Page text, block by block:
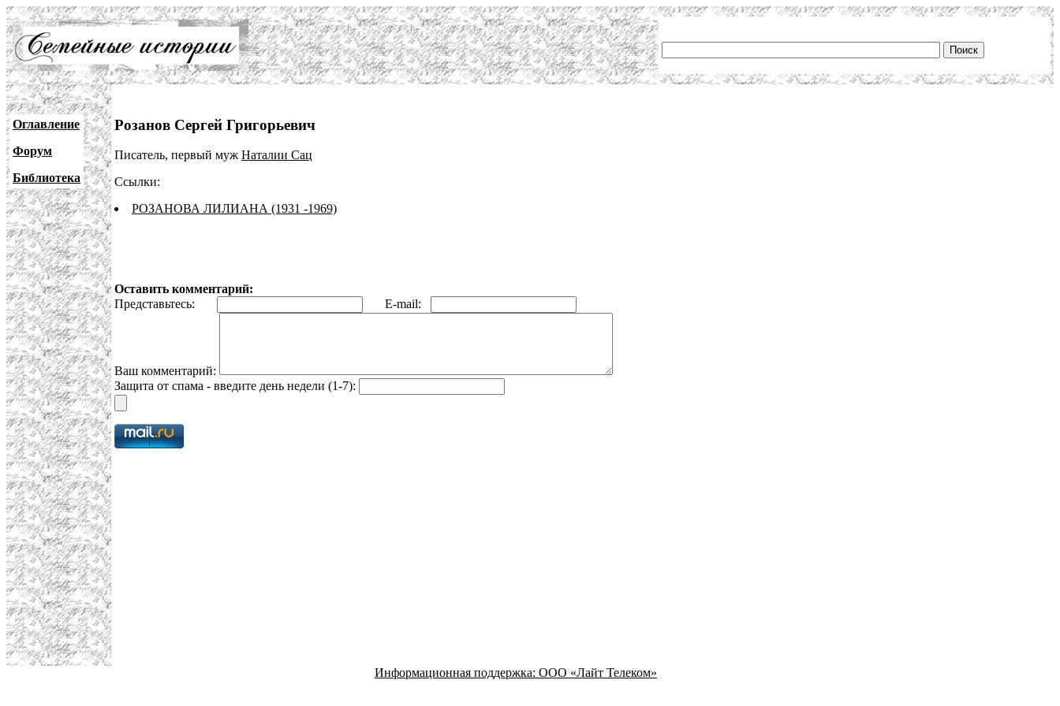
Оглавление
Форум
Библиотека
Розанов Сергей Григорьевич
Писатель, первый муж Наталии Сац
Ссылки:
РОЗАНОВА ЛИЛИАНА (1931 -1969)
Оставить комментарий:
Представьтесь:
E-mail:
Ваш комментарий:
Защита от спама - введите день недели (1-7):
Информационная поддержка: ООО «Лайт Телеком»